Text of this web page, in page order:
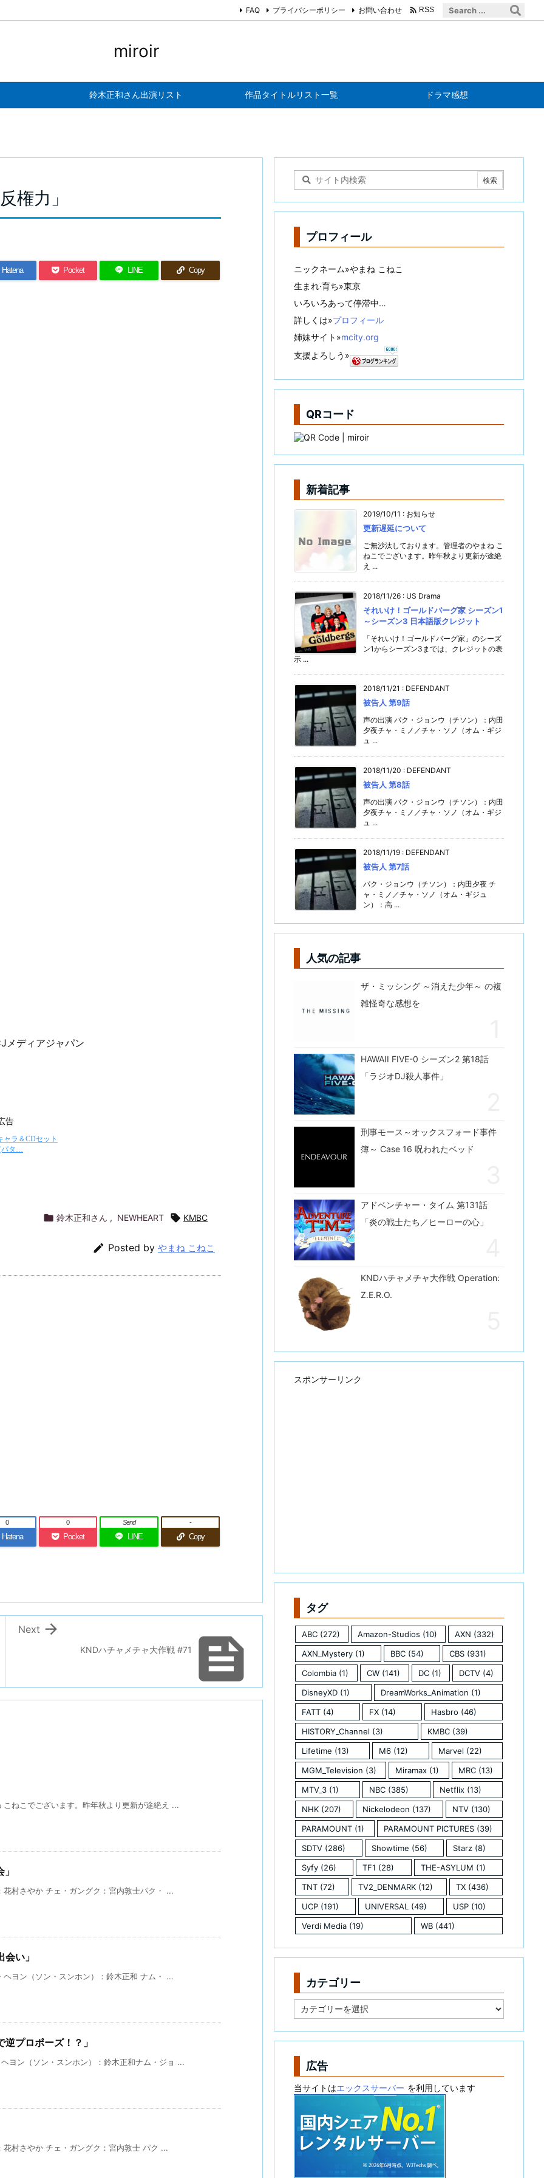
miroir
鈴木正和さん出演リスト 作品タイトルリスト一覧 ドラマ感想
FAQ プライバシーポリシー お問い合わせ  RSS
権力」
Hatena Pocket LINE Copy
メディアジャパン
告
 鈴木正和さん , NEWHEART  KMBC
 Posted by やまね こねこ
Hatena
0
Pocket
0
LINE
Send
Copy
-

KNDハチャメチャ大作戦 #71

Next
ねこでございます。昨年秋より更新が途絶え ...
村さやか チェ・ガングク：宮内敦士パク・ ...
い」
ヨン（ソン・スンホン）：鈴木正和 ナム・ ...
プロポーズ！？」
ヨン（ソン・スンホン）：鈴木正和ナム・ジョ ...
村さやか チェ・ガングク：宮内敦士 パク ...
プロフィール
ニックネーム»やまね こねこ
生まれ·育ち»東京
いろいろあって停滞中…
詳しくは»プロフィール
姉妹サイト»mcity.org
支援よろしう»
QRコード
新着記事
2019/10/11 : お知らせ
更新遅延について
ご無沙汰しております。管理者のやまね こ
ねこでございます。昨年秋より更新が途絶
え ...
2018/11/26 : US Drama
それいけ！ゴールドバーグ家 シーズン1
～シーズン3 日本語版クレジット
「それいけ！ゴールドバーグ家」のシーズ
ン1からシーズン3までは、クレジットの表
示 ...
2018/11/21 : DEFENDANT
被告人 第9話
声の出演 パク・ジョンウ（チソン）：内田
夕夜チャ・ミノ／チャ・ソノ（オム・ギジ
ュ ...
2018/11/20 : DEFENDANT
被告人 第8話
声の出演 パク・ジョンウ（チソン）：内田
夕夜チャ・ミノ／チャ・ソノ（オム・ギジ
ュ ...
2018/11/19 : DEFENDANT
被告人 第7話
パク・ジョンウ（チソン）：内田夕夜 チ
ャ・ミノ／チャ・ソノ（オム・ギジュ
ン）：高 ...
人気の記事
ザ・ミッシング ～消えた少年～ の複
雑怪奇な感想を
HAWAII FIVE-0 シーズン2 第18話
「ラジオDJ殺人事件」
刑事モース～オックスフォード事件
簿～ Case 16 呪われたベッド
アドベンチャー・タイム 第131話
「炎の戦士たち／ヒーローの心」
KNDハチャメチャ大作戦 Operation:
Z.E.R.O.
スポンサーリンク
タグ
ABC (272) Amazon-Studios (10) AXN (332)
AXN_Mystery (1) BBC (54) CBS (931)
Colombia (1) CW(141) DC(1) DCTV (4)
DisneyXD (1) DreamWorks_Animation (1)
FATT (4) FX (14) Hasbro (46)
HISTORY_Channel (3) KMBC(39)
Lifetime (13) M6 (12) Marvel (22)
MGM_Television (3) Miramax (1) MRC(13)
MTV_3 (1) NBC (385) Netflix(13)
NHK (207) Nickelodeon (137) NTV (130)
PARAMOUNT (1) PARAMOUNT PICTURES (39)
SDTV (286) Showtime (56) Starz (8)
Syfy (26) TF1 (28) THE-ASYLUM (1)
TNT (72) TV2_DENMARK (12) TX (436)
UCP (191) UNIVERSAL (49) USP (10)
Verdi Media (19) WB (441)
カテゴリー
テ
リ
広告
当サイトはエックスサーバー を利用しています